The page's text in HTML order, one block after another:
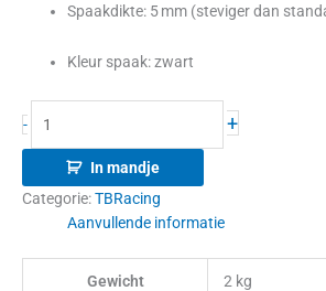
Spaakdikte: 5 mm (steviger dan
Kleur spaak: zwart
- +
In mandje
Categorie:TBRacing
Aanvullende informatie
Gewicht 2 kg